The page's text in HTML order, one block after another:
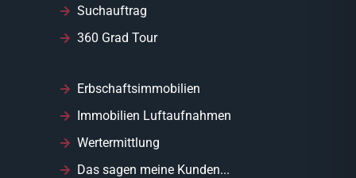
Suchauftrag
360 Grad Tour
Erbschaftsimmobilien
Immobilien Luftaufnahmen
Wertermittlung
Das sagen meine Kunden...